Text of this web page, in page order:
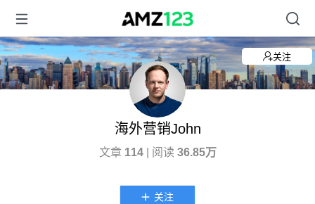
关注
海外营销John
文章 114| 阅读 36.85万
关注